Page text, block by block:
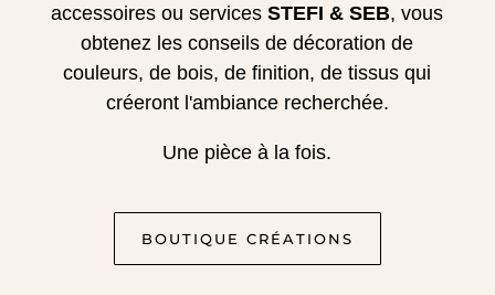
accessoires ou servicesSTEFI & SEB, vous
obtenez les conseils de décoration de
couleurs, de bois, de finition, de tissus qui
créeront l'ambiance recherchée.
Une pièce à la fois.
BOUTIQUE CRÉATIONS